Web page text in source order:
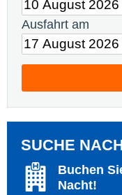
Ausfahrt am
SUCHE
Buchen
Nacht!